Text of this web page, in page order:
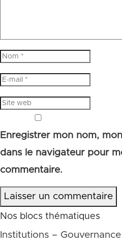
Enregistrer mon nom,
dans le navigateur pour
commentaire.
Laisser un commentaire
Nos blocs thématiques
Institutions –